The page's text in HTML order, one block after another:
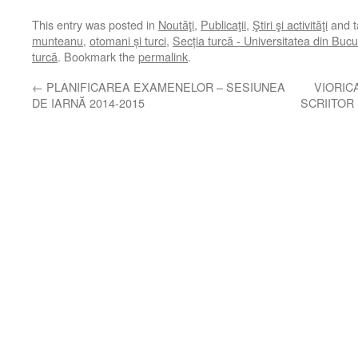
This entry was posted in Noutăţi, Publicaţii, Ştiri şi activităţiand
munteanu, otomani și turci, Secția turcă - Universitatea din
turcă. Bookmark thepermalink.
← PLANIFICAREA EXAMENELOR – SESIUNEA
DE IARNĂ 2014-2015